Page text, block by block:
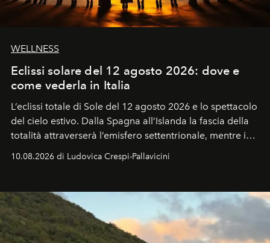
WELLNESS
Eclissi solare del 12 agosto 2026: dove e
come vederla in Italia
L’eclissi totale di Sole del 12 agosto 2026 e lo spettacolo
del cielo estivo. Dalla Spagna all’Islanda la fascia della
totalità attraverserà l’emisfero settentrionale, mentre in
Italia il fenomeno sarà parziale ma particolarmente
spettacolare al Nord. Orari, città favorite e regole per
10.08.2026 di Ludovica Crespi-Pallavicini